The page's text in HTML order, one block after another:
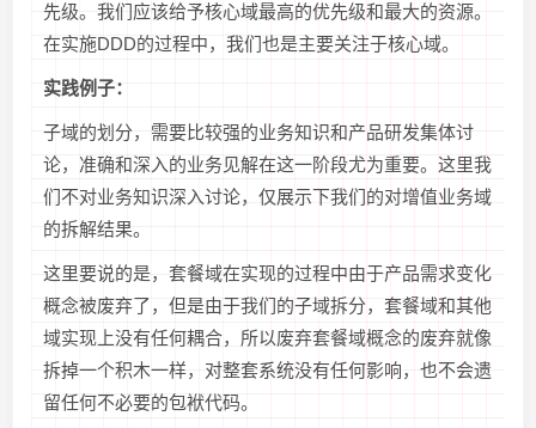
先级。我们应该给予核心域最高的优先级和最大的资源。
在实施DDD的过程中，我们也是主要关注于核心域。
实践例子：
子域的划分，需要比较强的业务知识和产品研发集体讨
论，准确和深入的业务见解在这一阶段尤为重要。这里我
们不对业务知识深入讨论，仅展示下我们的对增值业务域
的拆解结果。
这里要说的是，套餐域在实现的过程中由于产品需求变化
概念被废弃了，但是由于我们的子域拆分，套餐域和其他
域实现上没有任何耦合，所以废弃套餐域概念的废弃就像
拆掉一个积木一样，对整套系统没有任何影响，也不会遗
留任何不必要的包袱代码。